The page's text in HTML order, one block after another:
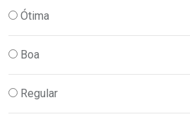
Ótima
Boa
Regular